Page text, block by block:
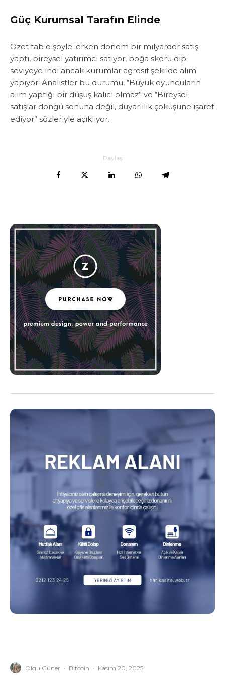
Güç Kurumsal Tarafın Elinde
Özet tablo şöyle: erken dönem bir milyarder satış
yaptı, bireysel yatırımcı satıyor, boğa skoru dip
seviyeye indi ancak kurumlar agresif şekilde alım
yapıyor. Analistler bu durumu, “Büyük oyuncuların
alım yaptığı bir düşüş kalıcı olmaz” ve “Bireysel
satışlar döngü sonuna değil, duyarlılık çöküşüne işaret
ediyor” sözleriyle açıklıyor.
Paylaş
Olgu Güner · Bitcoin · Kasım 20, 2025